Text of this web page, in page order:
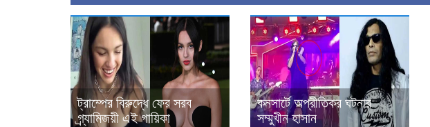
ট্রাম্পের বিরুদ্ধে ফের সরব
গ্র্যামিজয়ী এই গায়িকা
কনসার্টে অপ্রীতিকর ঘটনার
সম্মুখীন হাসান